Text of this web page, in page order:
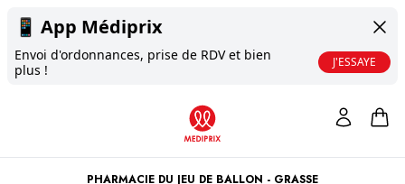
📱 App Médiprix
Envoi d'ordonnances, prise de RDV et bien
plus !
J'ESSAYE
PHARMACIE DU JEU DE BALLON - GRASSE